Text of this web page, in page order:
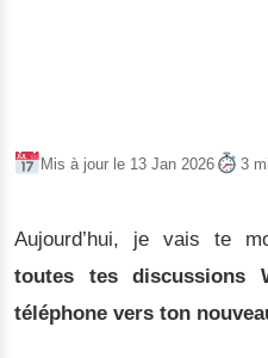
Mis à jour le 13 Jan 2026 3
Aujourd’hui, je vais te
toutes tes discussions
téléphone vers ton